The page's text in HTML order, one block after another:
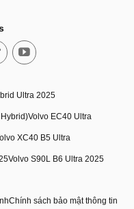
Ultra 2025
Volvo EC40 Ultra
XC40 B5 Ultra
Volvo S90L B6 Ultra 2025
Chính sách bảo mật thông tin